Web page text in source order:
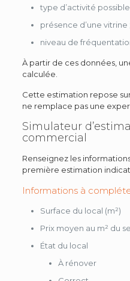
type d’activité possible
présence d’une vitrine ;
niveau de
À partir de ces données,
calculée.
Cette estimation repose
ne remplace pas une
Simulateur
commercial
Renseignez les
première estimation
Informations à
Surface du local (m²)
Prix moyen au m² du
État du local
À rénover